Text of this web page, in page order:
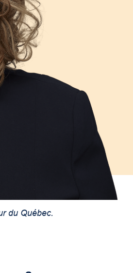
du Québec.